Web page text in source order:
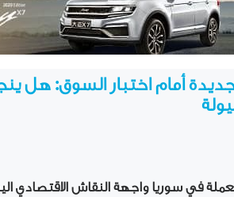
أمام اختبار السوق:
في سوريا واجهة النقاش الاقتصادي